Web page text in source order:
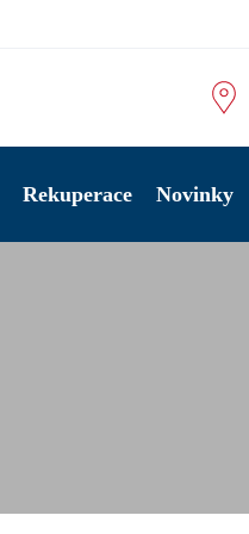
Rekuperace Novinky